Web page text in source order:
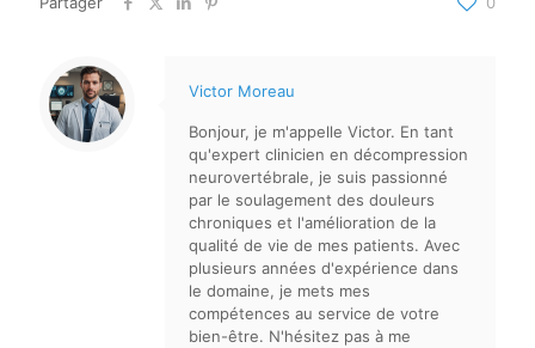
Victor Moreau
Bonjour, je m'appelle Victor. En tant
qu'expert clinicien en décompression
neurovertébrale, je suis passionné
par le soulagement des douleurs
chroniques et l'amélioration de la
qualité de vie de mes patients. Avec
plusieurs années d'expérience dans
le domaine, je mets mes
compétences au service de votre
bien-être. N'hésitez pas à me